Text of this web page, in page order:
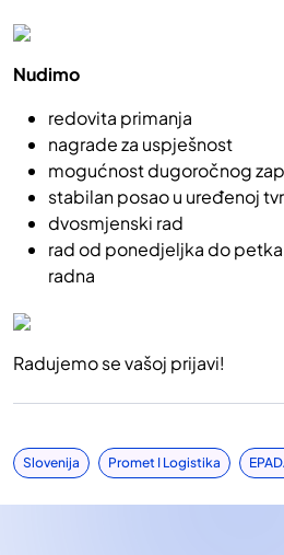
Nudimo
redovita primanja
nagrade za uspješnost
mogućnost dugoročnog
stabilan posao u uređenoj
dvosmjenski rad
rad od ponedjeljka do
radna
Radujemo se vašoj prijavi!
Slovenija Promet I Logistika